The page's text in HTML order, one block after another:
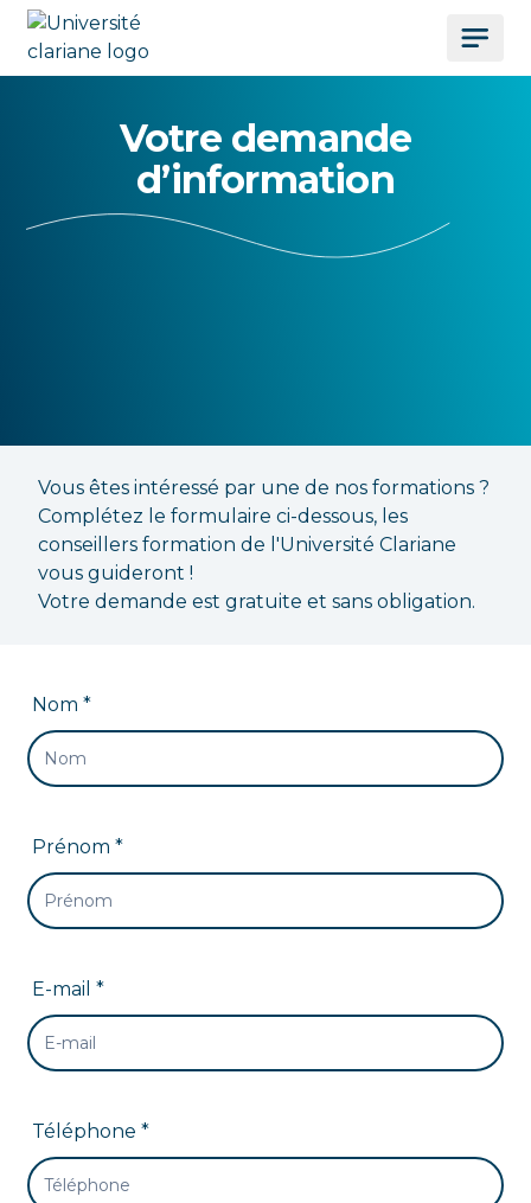
Votre demande
d’information
Vous êtes intéressé par une de nos formations ?
Complétez le formulaire ci-dessous, les
conseillers formation de l'Université Clariane
vous guideront !
Votre demande est gratuite et sans obligation.
Nom *
Prénom *
E-mail *
Téléphone *